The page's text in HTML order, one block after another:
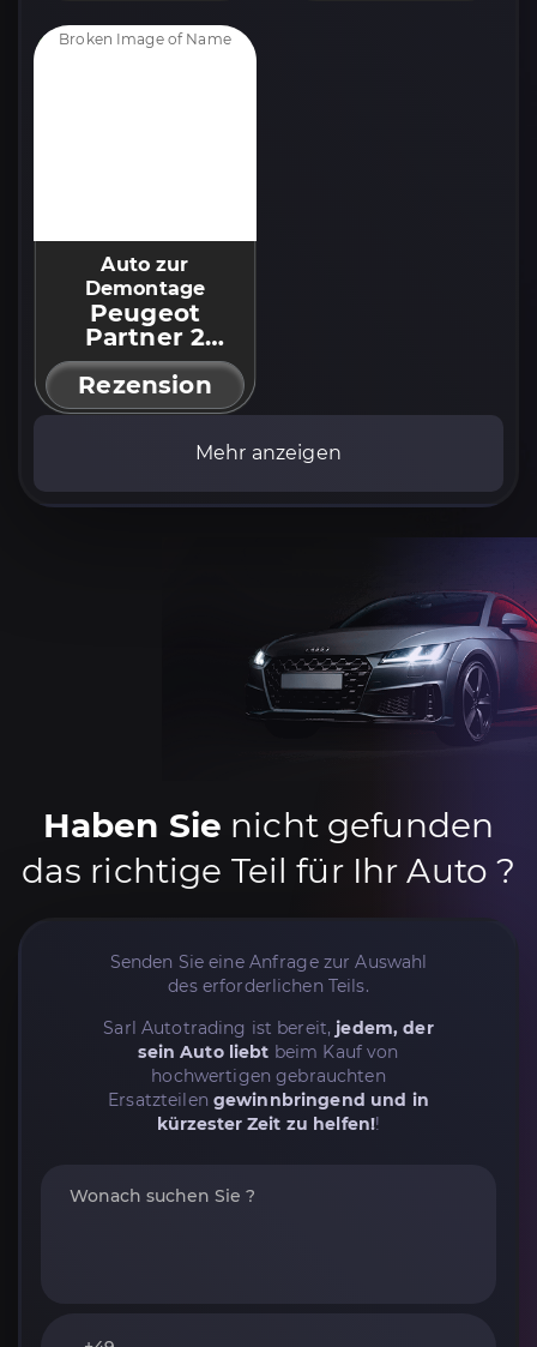
Auto zur
Demontage
Peugeot
Partner 2
(2008-2018)
Rezension
Mehr anzeigen
Haben Sie nicht gefunden
das richtige Teil für Ihr Auto ?
Senden Sie eine Anfrage zur Auswahl
des erforderlichen Teils.
Sarl Autotrading ist bereit, jedem, der
sein Auto liebt beim Kauf von
hochwertigen gebrauchten
Ersatzteilen gewinnbringend und in
kürzester Zeit zu helfen!!